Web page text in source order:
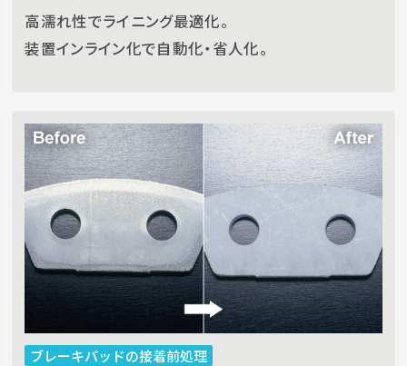
高濡れ性でライニング最適化。
装置インライン化で自動化・省人化。
ブレーキパッドの接着前処理